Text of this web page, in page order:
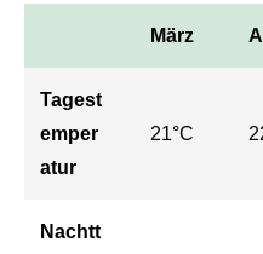
März
Tagest
emper
atur
21°C
Nachtt